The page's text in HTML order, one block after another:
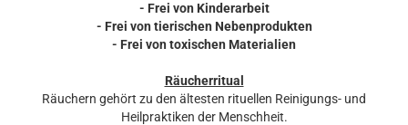
- Frei von Kinderarbeit
- Frei von tierischen Nebenprodukten
- Frei von toxischen Materialien
Räucherritual
Räuchern gehört zu den ältesten rituellen Reinigungs- und
Heilpraktiken der Menschheit.